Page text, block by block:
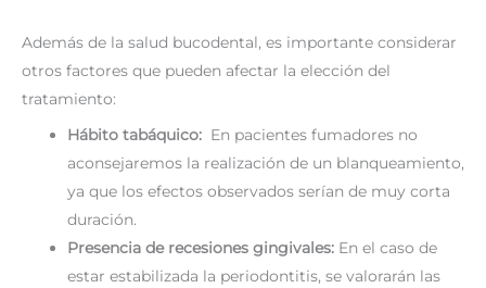
Además de la salud bucodental, es importante considerar
otros factores que pueden afectar la elección del
tratamiento:
Hábito tabáquico: En pacientes fumadores no
aconsejaremos la realización de un blanqueamiento,
ya que los efectos observados serían de muy corta
duración.
Presencia de recesiones gingivales: En el caso de
estar estabilizada la periodontitis, se valorarán las